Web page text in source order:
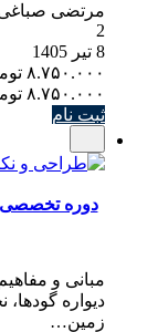
مرتضی
2
8 تیر 1405
۸.۷۵۰.۰۰۰
۸.۷۵۰.۰۰۰ تومان through ۹.۷۵۰.۰۰۰ تومان
ثبت نام
دوره تخصصی
مبانی و
دیواره گودها،
زمین…